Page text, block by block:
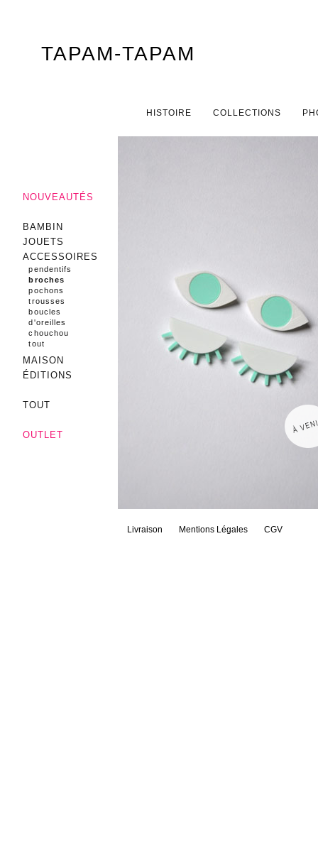
TAPAM-TAPAM
ALLER AU CONTENU PRINCIPAL
ALLER AU CONTENU SECONDAIRE
HISTOIRE COLLECTIONS
NOUVEAUTÉS
BAMBIN
JOUETS
ACCESSOIRES
pendentifs
broches
pochons
trousses
boucles
d'oreilles
chouchou
tout
MAISON
ÉDITIONS
TOUT
OUTLET
Livraison Mentions Légales CGV